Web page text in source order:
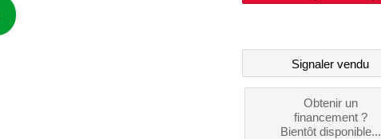
Signaler vendu
Obtenir un
financement ?
Bientôt disponible...